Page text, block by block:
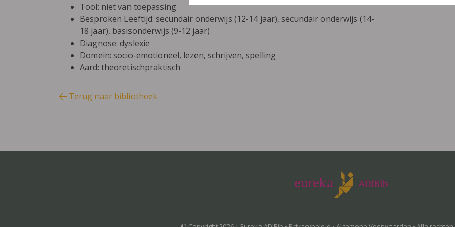
Tool: niet van toepassing
Besproken Leeftijd: secundair onderwijs (12-14 jaar), secundair onderwijs (14-
18 jaar), basisonderwijs (9-12 jaar)
Diagnose: dyslexie
Domein: socio-emotioneel, lezen, schrijven, spelling
Aard: theoretischpraktisch
Terug naar bibliotheek